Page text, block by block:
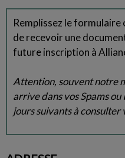
Remplissez le
de recevoir une
future inscription à
Attention, souvent notre
arrive dans vos Spams
jours suivants à consulter